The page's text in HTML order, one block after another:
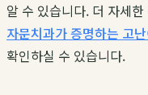
알 수 있습니다. 더 자세한
자문치과가 증명하는 고
확인하실 수 있습니다.